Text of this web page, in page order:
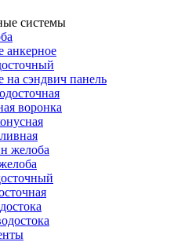
системы
анкерное
на сэндвич панель
воронка
желоба